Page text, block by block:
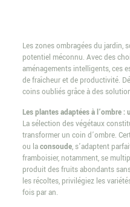
Les zones ombragées du jardin,
potentiel méconnu. Avec des
aménagements intelligents, ces
de fraîcheur et de productivité.
coins oubliés grâce à des
Les plantes adaptées à l’ombre
La sélection des végétaux
transformer un coin d’ombre.
ou laconsoude, s’adaptent
framboisier, notamment, se
produit des fruits abondants
les récoltes, privilégiez les
fois par an.